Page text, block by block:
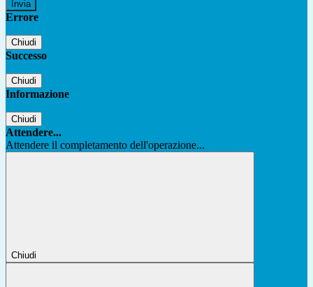
Errore
Chiudi
Successo
Chiudi
Informazione
Chiudi
Attendere...
Attendere il completamento dell'operazione...
Chiudi